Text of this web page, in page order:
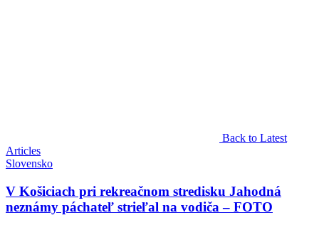
Back to Latest
Articles
Slovensko
V Košiciach pri rekreačnom stredisku Jahodná
neznámy páchateľ strieľal na vodiča – FOTO